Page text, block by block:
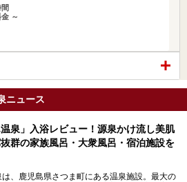
～
ニュース
温泉」入浴レビュー！源泉かけ流し美肌
群の家族風呂・大衆風呂・宿泊施設を
は、鹿児島県さつま町にある温泉施設。最大の